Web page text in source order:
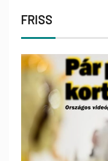
FRISS